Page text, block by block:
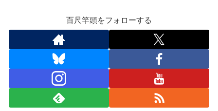
百尺竿頭をフォローする